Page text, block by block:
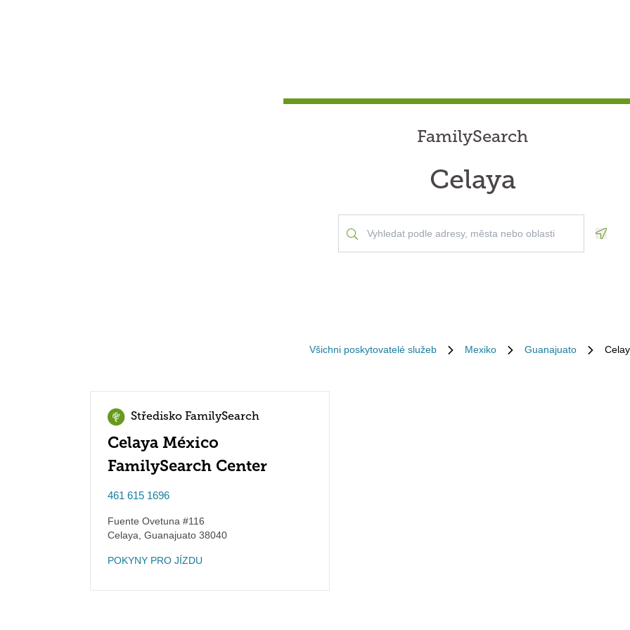
FamilySearch
Celaya
Všichni poskytovatelé služeb Mexiko Guanajuato
Středisko FamilySearch
Celaya México
FamilySearch Center
461 615 1696
Fuente Ovetuna #116
Celaya Guanajuato 38040
POKYNY PRO JÍZDU